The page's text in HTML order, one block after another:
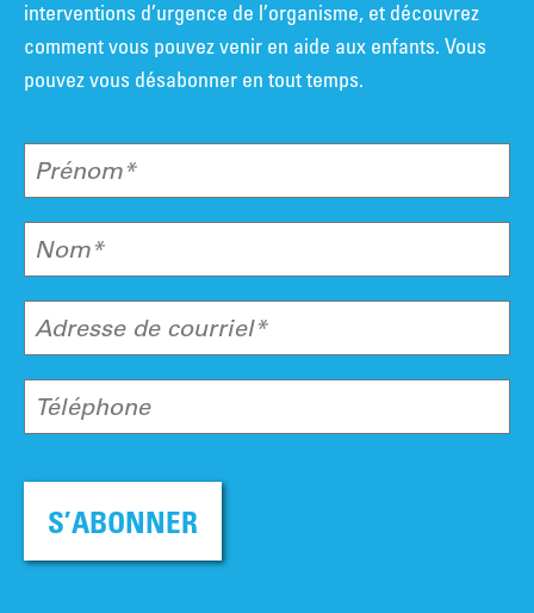
interventions d’urgence de l’organisme, et découvrez
comment vous pouvez venir en aide aux enfants. Vous
pouvez vous désabonner en tout temps.
Prénom*
Nom*
Adresse de courriel*
Téléphone
S’ABONNER